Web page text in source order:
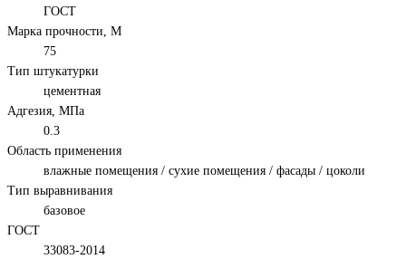
ГОСТ
Марка прочности, М
75
Тип штукатурки
цементная
Адгезия, МПа
0.3
Область применения
влажные помещения / сухие помещения / фасады / цоколи
Тип выравнивания
базовое
ГОСТ
33083-2014